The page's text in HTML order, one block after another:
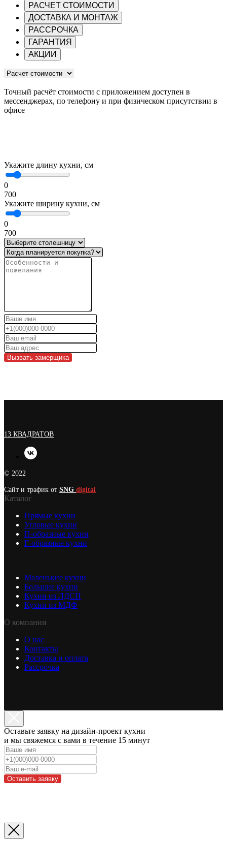
РАСЧЕТ СТОИМОСТИ
ДОСТАВКА И МОНТАЖ
РАССРОЧКА
ГАРАНТИЯ
АКЦИИ
Точный расчёт стоимости с приложением доступен в
мессенджерах, по телефону и при физическом присутствии в
офисе
Укажите длину кухни, см
0
700
Укажите ширину кухни, см
0
700
Вызвать замерщика
13 КВАДРАТОВ
© 2022
Сайт и трафик от SNG digital
Каталог
Прямые кухни
Угловые кухни
П-образные кухни
Г-образные кухни
Маленькие кухни
Большие кухни
Кухни из ЛДСП
Кухни из МДФ
О компании
О нас
Контакты
Доставка и оплата
Рассрочка
Оставьте заявку на дизайн-проект кухни
и мы свяжемся с вами в течение 15 минут
Оставить заявку